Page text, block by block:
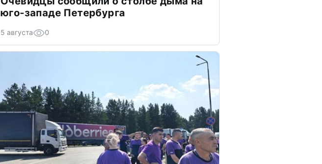
юго-западе Петербурга
5 августа 0